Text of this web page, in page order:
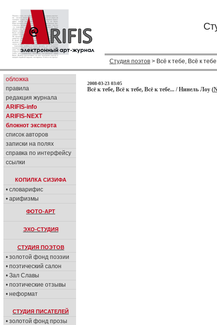
Студия поэтов > Всё к тебе, Всё к
обложка
правила
редакция журнала
ARIFIS-info
ARIFIS-NEXT
блокнот эксперта
список авторов
записки на полях
справка по интерфейсу
ссылки
КОПИЛКА СИЗИФА
• словарифис
• арифизмы
ФОТО-АРТ
ЭХО-СТУДИЯ
СТУДИЯ ПОЭТОВ
• золотой фонд поэзии
• поэтический салон
• Зал Славы
• поэтические отзывы
• неформат
СТУДИЯ ПИСАТЕЛЕЙ
• золотой фонд прозы
2008-03-23 03:05
Всё к тебе, Всё к тебе, Всё к тебе... / Нинель Лоу (